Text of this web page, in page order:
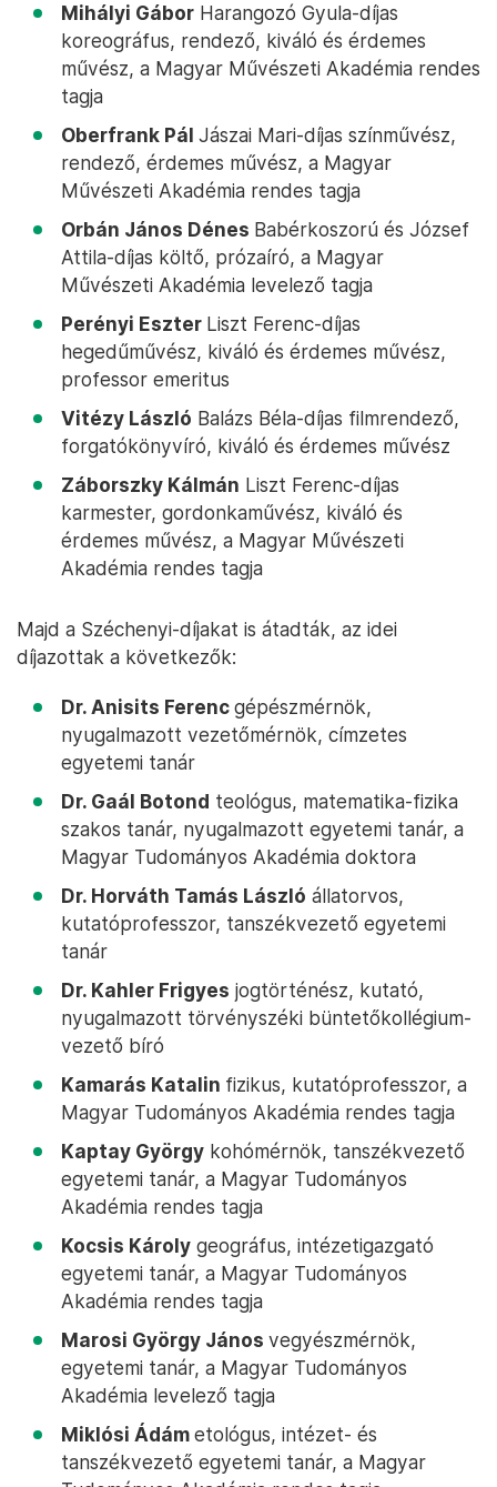
Mihályi Gábor Harangozó Gyula-díjas
koreográfus, rendező, kiváló és érdemes
művész, a Magyar Művészeti Akadémia rendes
tagja
Oberfrank Pál Jászai Mari-díjas színművész,
rendező, érdemes művész, a Magyar
Művészeti Akadémia rendes tagja
Orbán János Dénes Babérkoszorú és József
Attila-díjas költő, prózaíró, a Magyar
Művészeti Akadémia levelező tagja
Perényi Eszter Liszt Ferenc-díjas
hegedűművész, kiváló és érdemes művész,
professor emeritus
Vitézy László Balázs Béla-díjas filmrendező,
forgatókönyvíró, kiváló és érdemes művész
Záborszky Kálmán Liszt Ferenc-díjas
karmester, gordonkaművész, kiváló és
érdemes művész, a Magyar Művészeti
Akadémia rendes tagja
Majd a Széchenyi-díjakat is átadták, az idei
díjazottak a következők:
Dr. Anisits Ferencgépészmérnök,
nyugalmazott vezetőmérnök, címzetes
egyetemi tanár
Dr. Gaál Botond teológus, matematika-fizika
szakos tanár, nyugalmazott egyetemi tanár, a
Magyar Tudományos Akadémia doktora
Dr. Horváth Tamás László állatorvos,
kutatóprofesszor, tanszékvezető egyetemi
tanár
Dr. Kahler Frigyes jogtörténész, kutató,
nyugalmazott törvényszéki büntetőkollégium-
vezető bíró
Kamarás Katalin fizikus, kutatóprofesszor, a
Magyar Tudományos Akadémia rendes tagja
Kaptay György kohómérnök, tanszékvezető
egyetemi tanár, a Magyar Tudományos
Akadémia rendes tagja
Kocsis Károly geográfus, intézetigazgató
egyetemi tanár, a Magyar Tudományos
Akadémia rendes tagja
Marosi György János vegyészmérnök,
egyetemi tanár, a Magyar Tudományos
Akadémia levelező tagja
Miklósi Ádámetológus, intézet- és
tanszékvezető egyetemi tanár, a Magyar